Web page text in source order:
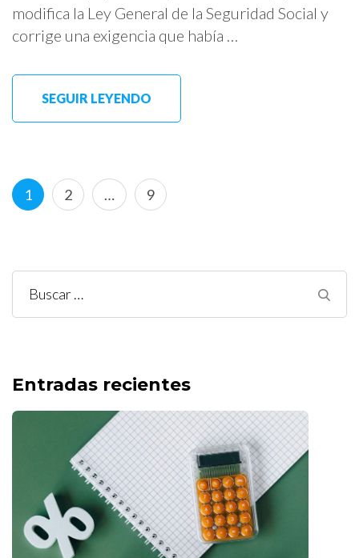
modifica la Ley General de la Seguridad Social y
corrige una exigencia que había …
SEGUIR LEYENDO
Paginación
de
Página
1 Página
2 … Página
9
Buscar:
Entradas recientes